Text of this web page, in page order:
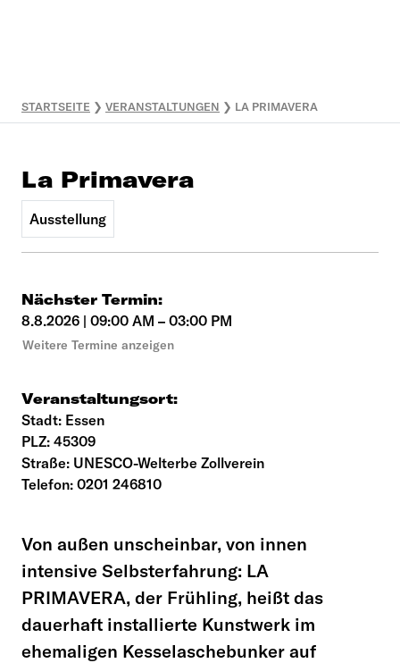
STARTSEITE ❯ VERANSTALTUNGEN ❯ LA PRIMAVERA
La Primavera
Ausstellung
Nächster Termin:
8.8.2026 | 09:00 AM – 03:00 PM
Weitere Termine anzeigen
Veranstaltungsort:
Stadt: Essen
PLZ: 45309
Straße: UNESCO-Welterbe Zollverein
Telefon: 0201 246810
Von außen unscheinbar, von innen
intensive Selbsterfahrung: LA
PRIMAVERA, der Frühling, heißt das
dauerhaft installierte Kunstwerk im
ehemaligen Kesselaschebunker auf